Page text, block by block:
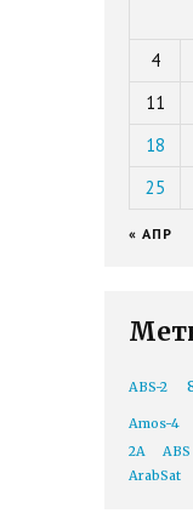
4
11
18
25
« АПР
ABS-2
Amos-4
2A
ABS
ArabSat